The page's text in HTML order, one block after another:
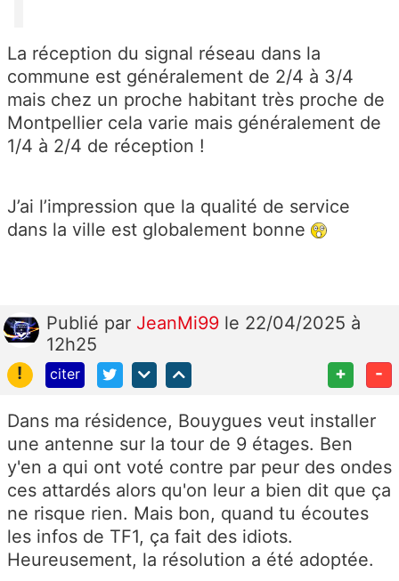
La réception du signal réseau dans la
commune est généralement de 2/4 à 3/4
mais chez un proche habitant très proche de
Montpellier cela varie mais généralement de
1/4 à 2/4 de réception !
J’ai l’impression que la qualité de service
dans la ville est globalement bonne
Publié par JeanMi99 le 22/04/2025 à
12h25
!
citer + -
Dans ma résidence, Bouygues veut installer
une antenne sur la tour de 9 étages. Ben
y'en a qui ont voté contre par peur des ondes
ces attardés alors qu'on leur a bien dit que ça
ne risque rien. Mais bon, quand tu écoutes
les infos de TF1, ça fait des idiots.
Heureusement, la résolution a été adoptée.